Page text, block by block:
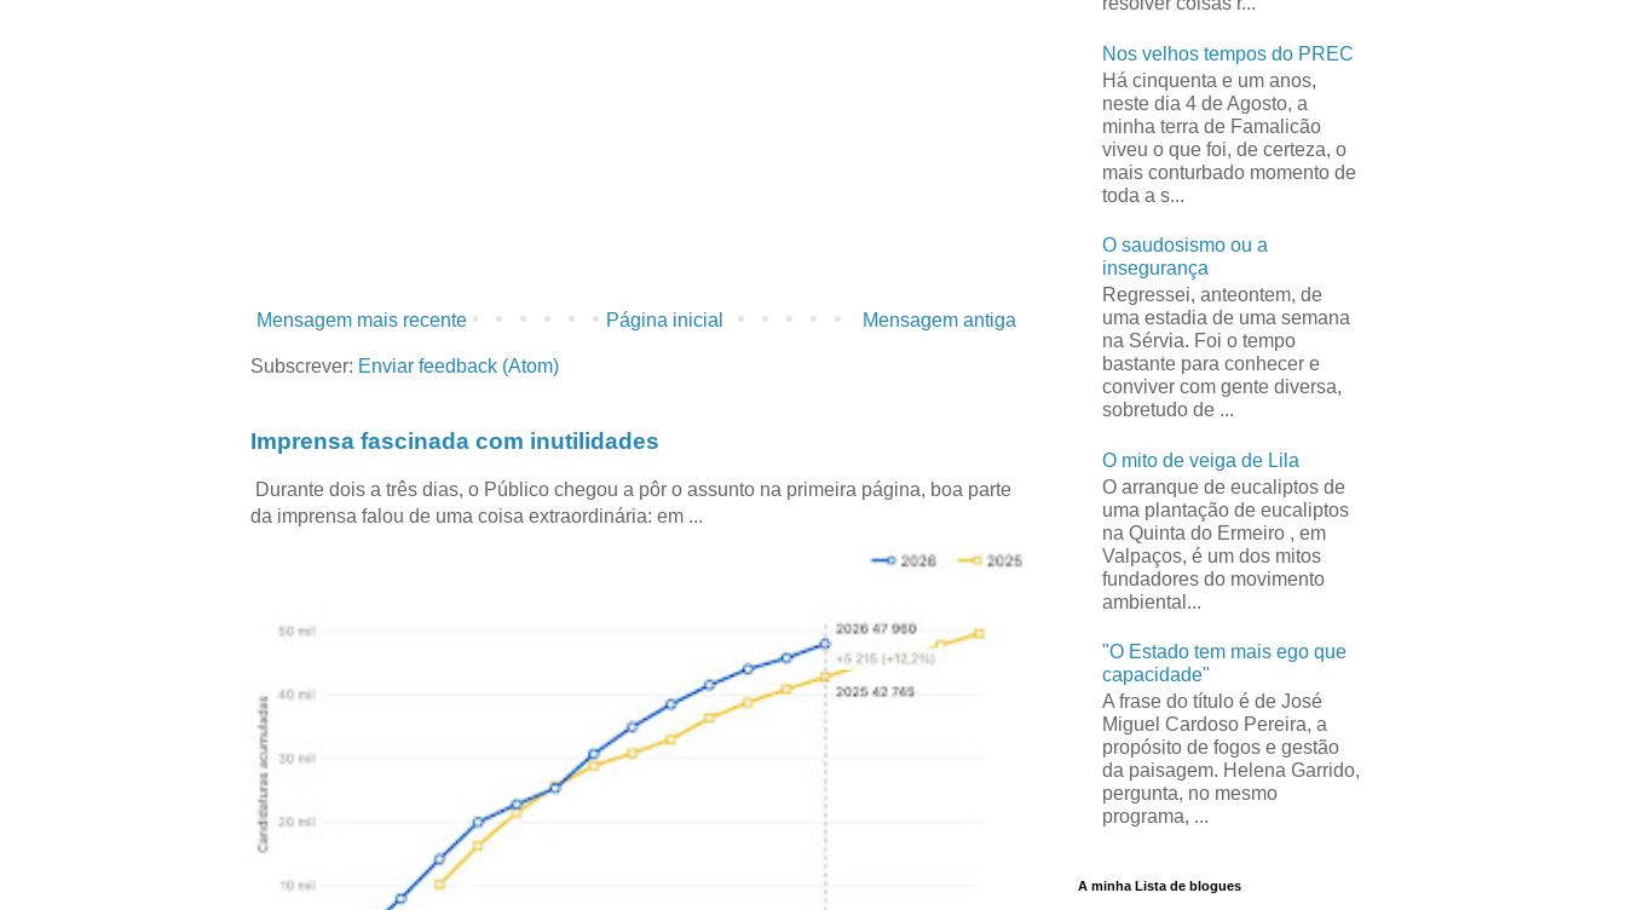
Mensagem mais recente Mensagem antiga
Página inicial
Subscrever: Enviar feedback (Atom)
Imprensa fascinada com inutilidades
Durante dois a três dias, o Público chegou a pôr o assunto na primeira página, boa parte
da imprensa falou de uma coisa extraordinária: em ...
Nos velhos tempos do PREC
Há cinquenta e um anos,
neste dia 4 de Agosto, a
minha terra de Famalicão
viveu o que foi, de certeza, o
mais conturbado momento de
toda a s...
O saudosismo ou a
insegurança
Regressei, anteontem, de
uma estadia de uma semana
na Sérvia. Foi o tempo
bastante para conhecer e
conviver com gente diversa,
sobretudo de ...
O mito de veiga de Lila
O arranque de eucaliptos de
uma plantação de eucaliptos
na Quinta do Ermeiro , em
Valpaços, é um dos mitos
fundadores do movimento
ambiental...
"O Estado tem mais ego que
capacidade"
A frase do título é de José
Miguel Cardoso Pereira, a
propósito de fogos e gestão
da paisagem. Helena Garrido,
pergunta, no mesmo
programa, ...
A minha Lista de blogues